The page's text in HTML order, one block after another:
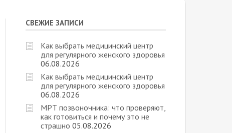
СВЕЖИЕ ЗАПИСИ
Как выбрать медицинский центр
для регулярного женского здоровья
06.08.2026
Как выбрать медицинский центр
для регулярного женского здоровья
06.08.2026
МРТ позвоночника: что проверяют,
как готовиться и почему это не
страшно 05.08.2026